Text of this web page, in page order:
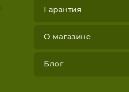
Гарантия
О магазине
Блог